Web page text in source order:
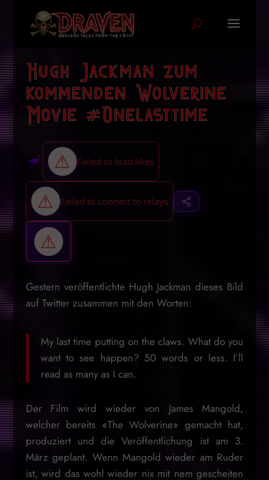
Hugh Jackman zum
kommenden Wolverine
Movie #Onelasttime
Gestern veröffentlichte Hugh Jackman dieses Bild
auf Twitter zusammen mit den Worten:
My last time putting on the claws. What do you
want to see happen? 50 words or less. I’ll
read as many as I can.
Der Film wird wieder von James Mangold,
welcher bereits «The Wolverine» gemacht hat,
produziert und die Veröffentlichung ist am 3.
März geplant. Wenn Mangold wieder am Ruder
ist, wird das wohl wieder nix mit nem gescheiten